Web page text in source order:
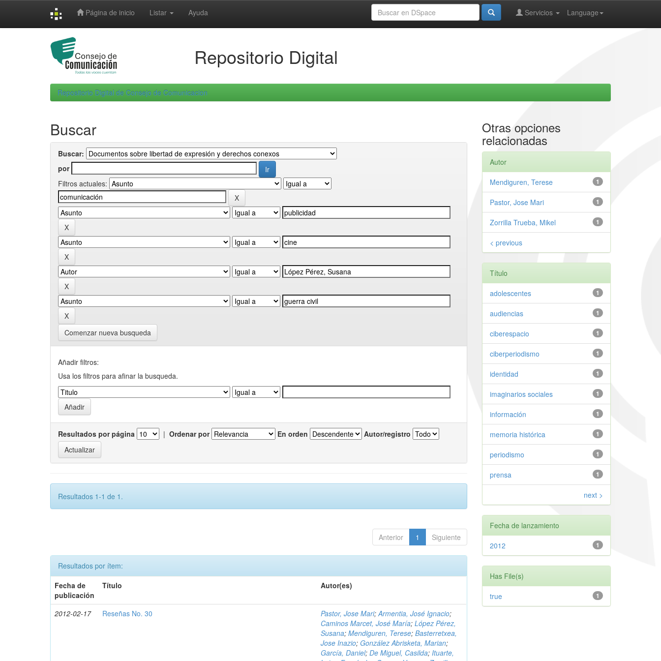
Página de inicio Listar Ayuda Language
Servicios
Repositorio Digital
Repositorio Digital de Consejo de Comunicacion
Buscar
Buscar:
por
Filtros actuales:
Comenzar nueva busqueda
Añadir filtros:
Usa los filtros para afinar la busqueda.
Resultados por página | Ordenar por En orden Autor/registro
Resultados 1-1 de 1.
Anterior 1 Siguiente
Resultados por ítem:
Fecha de
publicación
Título Autor(es)
2012-02-17 Reseñas No. 30 Pastor, Jose Mari;Armentia, José Ignacio;
Caminos Marcet, José María;López Pérez,
Susana;Mendiguren, Terese;Basterretxea,
Jose Inazio; González Abrisketa, Marian;
García, Daniel;De Miguel, Casilda;Ituarte,
Otras opciones
relacionadas
Autor
1
Mendiguren, Terese
1
Pastor, Jose Mari
1
Zorrilla Trueba, Mikel
< previous
Título
1
adolescentes
1
audiencias
1
ciberespacio
1
ciberperiodismo
1
identidad
1
imaginarios sociales
1
información
1
memoria histórica
1
periodismo
1
prensa
next >
Fecha de lanzamiento
1
2012
Has File(s)
1
true